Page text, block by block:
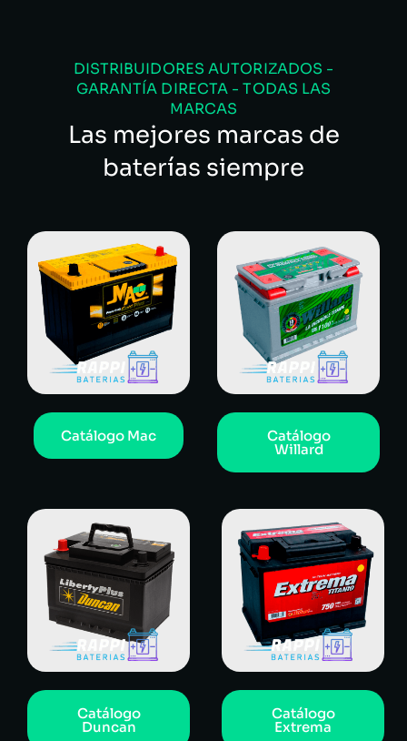
DISTRIBUIDORES AUTORIZADOS -
GARANTÍA DIRECTA - TODAS LAS
MARCAS
Las mejores marcas de
baterías siempre
Catálogo Mac Catálogo
Willard
Catálogo
Duncan
Catálogo
Extrema